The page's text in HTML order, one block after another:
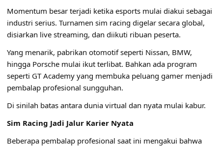
Momentum besar terjadi ketika esports mulai diakui sebagai
industri serius. Turnamen sim racing digelar secara global,
disiarkan live streaming, dan diikuti ribuan peserta.
Yang menarik, pabrikan otomotif seperti Nissan, BMW,
hingga Porsche mulai ikut terlibat. Bahkan ada program
seperti GT Academy yang membuka peluang gamer menjadi
pembalap profesional sungguhan.
Di sinilah batas antara dunia virtual dan nyata mulai kabur.
Sim Racing Jadi Jalur Karier Nyata
Beberapa pembalap profesional saat ini mengakui bahwa